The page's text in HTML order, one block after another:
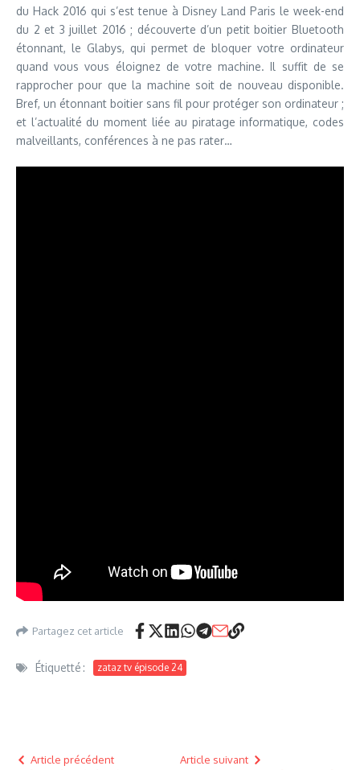
du Hack 2016 qui s’est tenue à Disney Land Paris le week-end
du 2 et 3 juillet 2016 ; découverte d’un petit boitier Bluetooth
étonnant, le Glabys, qui permet de bloquer votre ordinateur
quand vous vous éloignez de votre machine. Il suffit de se
rapprocher pour que la machine soit de nouveau disponible.
Bref, un étonnant boitier sans fil pour protéger son ordinateur ;
et l’actualité du moment liée au piratage informatique, codes
malveillants, conférences à ne pas rater…
Partagez cet article
Étiquetté : zataz tv épisode 24
Article précédent Article suivant